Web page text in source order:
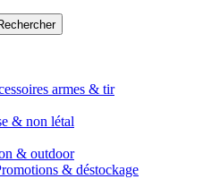
armes & tir
& non létal
& outdoor
& déstockage